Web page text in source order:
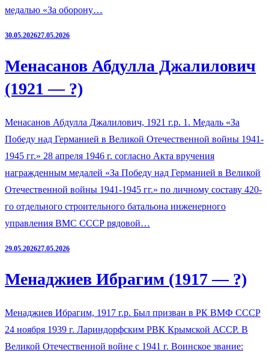
медалью «За оборону…
30.05.202627.05.2026
Менасанов Абдулла Джалилович
(1921 — ?)
Менасанов Абдулла Джалилович, 1921 г.р. 1. Медаль «За
Победу над Германией в Великой Отечественной войны 1941-
1945 гг.» 28 апреля 1946 г. согласно Акта вручения
награжденным медалей «За Победу над Германией в Великой
Отечественной войны 1941-1945 гг.» по личному составу 420-
го отдельного строительного батальона инженерного
управления ВМС СССР рядовой…
29.05.202627.05.2026
Менаджиев Ибрагим (1917 — ?)
Менаджиев Ибрагим, 1917 г.р. Был призван в РК ВМФ СССР
24 ноября 1939 г. Лариндорфским РВК Крымской АССР. В
Великой Отечественной войне с 1941 г. Воинское звание: